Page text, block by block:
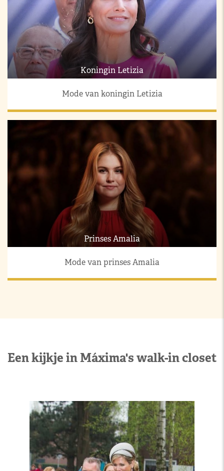
Koningin Letizia
Mode van koningin Letizia
Prinses Amalia
Mode van prinses Amalia
Een kijkje in Máxima's walk-in closet